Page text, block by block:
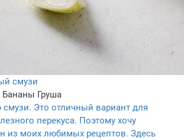
смузи
Бананы Груша
смузи. Это отличный вариант для
перекуса. Поэтому хочу
из моих любимых рецептов. Здесь